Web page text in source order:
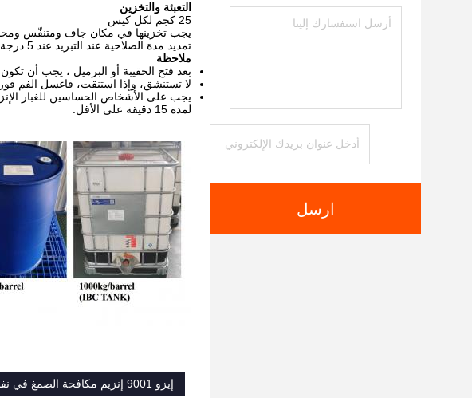
ارسل
التعبئة والتخزين
25 كجم لكل كيس
تمديد مدة الصلاحية عند التبريد عند 5 درجة مئوية.
ملاحظة
بعد فتح الحقيبة أو البرميل ، يجب أن
لا تستنشق، وإذا استنقت، فاغسل الفم فوراً بالماء لمدة
يجب على الأشخاص الحساسين للغبار
لمدة 15 دقيقة على الأقل.
إيزو 9001 إنزيم مكافحة الصمغ في نفايات الورق,إنزيم مكافحة الصمغ في نفايات الورق,ISO9001 إنزيم الديزل الحيوي